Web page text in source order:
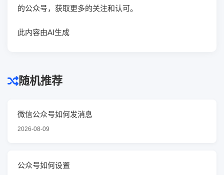
的公众号，获取更多的关注和认可。
此内容由AI生成
随机推荐
微信公众号如何发消息
2026-08-09
公众号如何设置